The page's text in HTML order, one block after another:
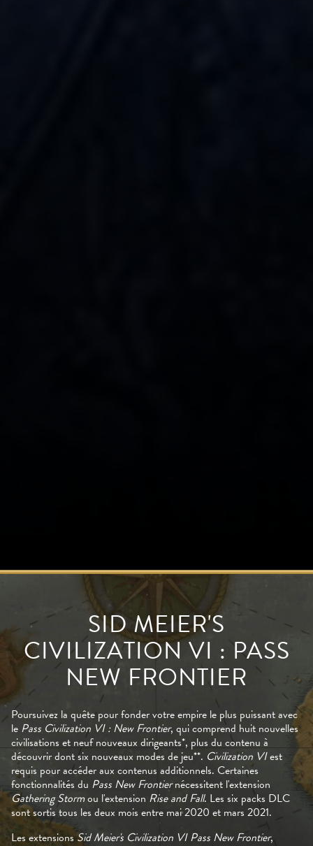
SID MEIER'S
CIVILIZATION VI : PASS
NEW FRONTIER
Poursuivez la quête pour fonder votre empire le plus puissant avec
le Pass Civilization VI : New Frontier, qui comprend huit nouvelles
civilisations et neuf nouveaux dirigeants*, plus du contenu à
découvrir dont six nouveaux modes de jeu**. Civilization VIest
requis pour accéder aux contenus additionnels. Certaines
fonctionnalités du Pass New Frontiernécessitent l'extension
Gathering Stormou l'extension Rise and Fall. Les six packs DLC
sont sortis tous les deux mois entre mai 2020 et mars 2021.
Les extensionsSid Meier's Civilization VI Pass New Frontier,